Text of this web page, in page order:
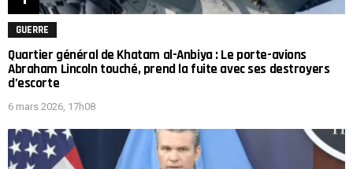
GUERRE
Quartier général de Khatam al-Anbiya : Le porte-avions
Abraham Lincoln touché, prend la fuite avec ses destroyers
d’escorte
6 mars 2026, 17h08